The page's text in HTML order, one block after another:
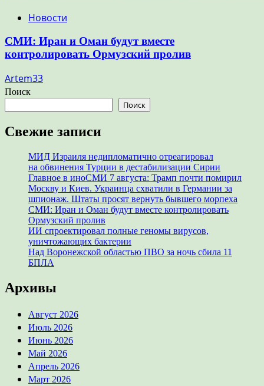
Новости
СМИ: Иран и Оман будут вместе
контролировать Ормузский пролив
Artem33
Поиск
Поиск
Свежие записи
МИД Израиля недипломатично отреагировал
на обвинения Турции в дестабилизации Сирии
Главное в иноСМИ 7 августа: Трамп почти помирил
Москву и Киев. Украинца схватили в Германии за
шпионаж. Штаты просят вернуть бывшего морпеха
СМИ: Иран и Оман будут вместе контролировать
Ормузский пролив
ИИ спроектировал полные геномы вирусов,
уничтожающих бактерии
Над Воронежской областью ПВО за ночь сбила 11
БПЛА
Архивы
Август 2026
Июль 2026
Июнь 2026
Май 2026
Апрель 2026
Март 2026